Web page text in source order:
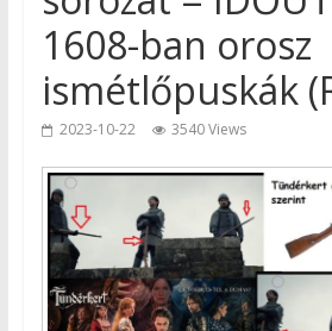
1608-ban orosz
ismétlőpuskák
2023-10-22 3540 Views